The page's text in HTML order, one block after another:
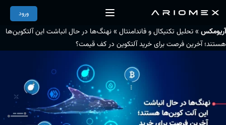
ورود
آریومکس »تحلیل تکنیکال و فاندامنتال »نهنگ‌ها در حال انباشت این آلتکوین‌ها
هستند؛ آخرین فرصت برای خرید آلتکوین در کف قیمت؟